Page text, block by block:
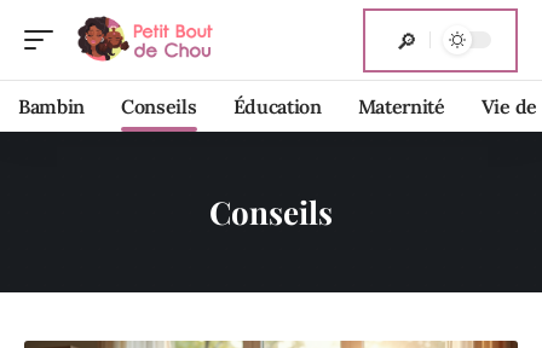
Bambin Conseils Éducation Maternité Vie
Conseils